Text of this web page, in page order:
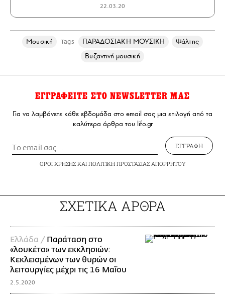
22.03.20
Μουσική Tags ΠΑΡΑΔΟΣΙΑΚΗ ΜΟΥΣΙΚΗ
Ψάλτης
Βυζαντινή μουσική
ΕΓΓΡΑΦΕΙΤΕ ΣΤΟ NEWSLETTER ΜΑΣ
Για να λαμβάνετε κάθε εβδομάδα στο email σας μια επιλογή από τα
καλύτερα άρθρα του lifo.gr
ΕΓΓΡΑΦΗ
ΟΡΟΙ ΧΡΗΣΗΣΚΑΙ ΠΟΛΙΤΙΚΗ ΠΡΟΣΤΑΣΙΑΣ ΑΠΟΡΡΗΤΟΥ
ΣΧΕΤΙΚΑ ΑΡΘΡΑ
Ελλάδα / Παράταση στο
«λουκέτο» των εκκλησιών:
Κεκλεισμένων των θυρών οι
λειτουργίες μέχρι τις 16 Μαΐου
2.5.2020